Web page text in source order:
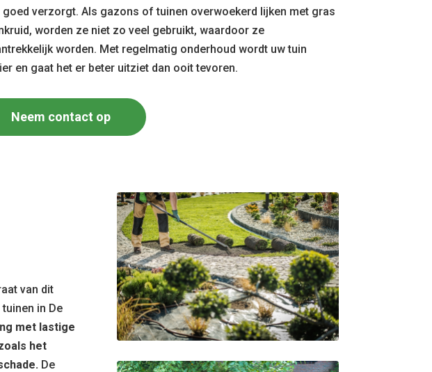
goed verzorgt. Als gazons of tuinen overwoekerd lijken met gras
worden ze niet zo veel gebruikt, waardoor ze
worden. Met regelmatig onderhoud wordt uw tuin
en gaat het er beter uitziet dan ooit tevoren.
Neem contact op
van dit
in De
met lastige
het
De